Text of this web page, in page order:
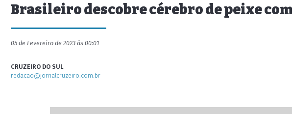
Brasileiro descobre cérebro de peixe
05 de Fevereiro de 2023 às 00:01
CRUZEIRO DO SUL
redacao@jornalcruzeiro.com.br